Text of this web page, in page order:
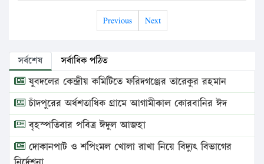
Previous Next
সর্বশেষ সর্বাধিক পঠিত
যুবদলের কেন্দ্রীয় কমিটিতে ফরিদগঞ্জের তারেকুর রহমান
চাঁদপুরের অর্ধশতাধিক গ্রামে আগামীকাল কোরবানির ঈদ
বৃহস্পতিবার পবিত্র ঈদুল আজহা
দোকানপাট ও শপিংমল খোলা রাখা নিয়ে বিদ্যুৎ বিভাগের